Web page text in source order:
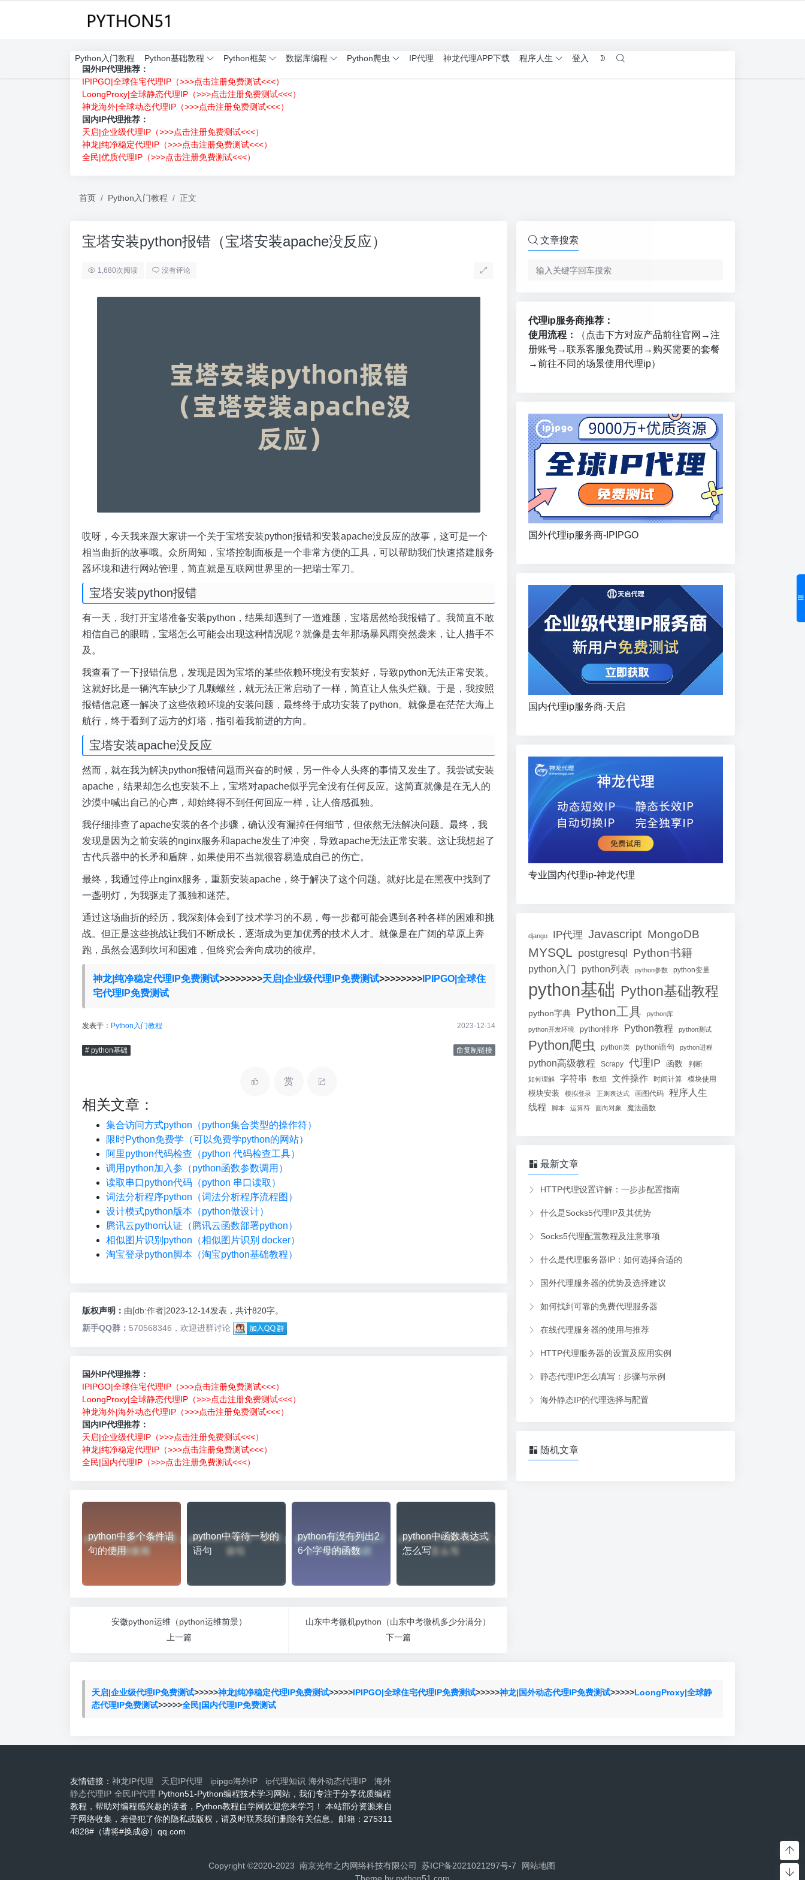
Python入门教程 Python基础教程 Python框架 数据库编程 Python爬虫 IP代理 神龙代理APP下载 程序人生
登入
国外IP代理推荐：
IPIPGO|全球住宅代理IP（>>>点击注册免费测试<<<）
LoongProxy|全球静态代理IP（>>>点击注册免费测试<<<）
神龙海外|全球动态代理IP（>>>点击注册免费测试<<<）
国内IP代理推荐：
天启|企业级代理IP（>>>点击注册免费测试<<<）
神龙|纯净稳定代理IP（>>>点击注册免费测试<<<）
全民|优质代理IP（>>>点击注册免费测试<<<）
首页 Python入门教程 正文
宝塔安装python报错（宝塔安装apache没反应）
1,680次阅读 没有评论
哎呀，今天我来跟大家讲一个关于宝塔安装python报错和安装apache没反应的故事，这可是一个
相当曲折的故事哦。众所周知，宝塔控制面板是一个非常方便的工具，可以帮助我们快速搭建服务
器环境和进行网站管理，简直就是互联网世界里的一把瑞士军刀。
宝塔安装python报错
有一天，我打开宝塔准备安装python，结果却遇到了一道难题，宝塔居然给我报错了。我简直不敢
相信自己的眼睛，宝塔怎么可能会出现这种情况呢？就像是去年那场暴风雨突然袭来，让人措手不
及。
我查看了一下报错信息，发现是因为宝塔的某些依赖环境没有安装好，导致python无法正常安装。
这就好比是一辆汽车缺少了几颗螺丝，就无法正常启动了一样，简直让人焦头烂额。于是，我按照
报错信息逐一解决了这些依赖环境的安装问题，最终终于成功安装了python。就像是在茫茫大海上
航行，终于看到了远方的灯塔，指引着我前进的方向。
宝塔安装apache没反应
然而，就在我为解决python报错问题而兴奋的时候，另一件令人头疼的事情又发生了。我尝试安装
apache，结果却怎么也安装不上，宝塔对apache似乎完全没有任何反应。这简直就像是在无人的
沙漠中喊出自己的心声，却始终得不到任何回应一样，让人倍感孤独。
我仔细排查了apache安装的各个步骤，确认没有漏掉任何细节，但依然无法解决问题。最终，我
发现是因为之前安装的nginx服务和apache发生了冲突，导致apache无法正常安装。这让我想起了
古代兵器中的长矛和盾牌，如果使用不当就很容易造成自己的伤亡。
最终，我通过停止nginx服务，重新安装apache，终于解决了这个问题。就好比是在黑夜中找到了
一盏明灯，为我驱走了孤独和迷茫。
通过这场曲折的经历，我深刻体会到了技术学习的不易，每一步都可能会遇到各种各样的困难和挑
战。但正是这些挑战让我们不断成长，逐渐成为更加优秀的技术人才。就像是在广阔的草原上奔
跑，虽然会遇到坎坷和困难，但终究会奔向成功的彼岸。
神龙|纯净稳定代理IP免费测试>>>>>>>>天启|企业级代理IP免费测试>>>>>>>>IPIPGO|全球住
宅代理IP免费测试
发表于： Python入门教程 2023-12-14
# python基础 复制链接
赏
相关文章：
集合访问方式python（python集合类型的操作符）
限时Python免费学（可以免费学python的网站）
阿里python代码检查（python 代码检查工具）
调用python加入参（python函数参数调用）
读取串口python代码（python 串口读取）
词法分析程序python（词法分析程序流程图）
设计模式python版本（python做设计）
腾讯云python认证（腾讯云函数部署python）
相似图片识别python（相似图片识别 docker）
淘宝登录python脚本（淘宝python基础教程）
版权声明： 由[db:作者]2023-12-14发表，共计820字。
新手QQ群： 570568346，欢迎进群讨论
国外IP代理推荐：
IPIPGO|全球住宅代理IP（>>>点击注册免费测试<<<）
LoongProxy|全球静态代理IP（>>>点击注册免费测试<<<）
神龙海外|海外动态代理IP（>>>点击注册免费测试<<<）
国内IP代理推荐：
天启|企业级代理IP（>>>点击注册免费测试<<<）
神龙|纯净稳定代理IP（>>>点击注册免费测试<<<）
全民|国内代理IP（>>>点击注册免费测试<<<）
python中多个条件语
句的使用
python中等待一秒的
语句
python有没有列出2
6个字母的函数
python中函数表达式
怎么写
安徽python运维（python运维前景）
上一篇
山东中考微机python（山东中考微机多少分满分）
下一篇
文章搜索
代理ip服务商推荐：
使用流程：
（点击下方对应产品前往官网→注
册账号→联系客服免费试用→购买需要的套餐
→前往不同的场景使用代理ip）
国外代理ip服务商-IPIPGO
国内代理ip服务商-天启
专业国内代理ip-神龙代理
django IP代理 Javascript MongoDB
MYSQL postgresql Python书籍
python入门 python列表 python参数 python变量
python基础 Python基础教程
python字典 Python工具 python库
python开发环境 python排序 Python教程 python测试
Python爬虫 python类 python语句 python进程
python高级教程 Scrapy 代理IP 函数 判断
如何理解 字符串 数组 文件操作 时间计算 模块使用
模块安装 模拟登录 正则表达式 画图代码 程序人生
线程 脚本 运算符 面向对象 魔法函数
最新文章
HTTP代理设置详解：一步步配置指南
什么是Socks5代理IP及其优势
Socks5代理配置教程及注意事项
什么是代理服务器IP：如何选择合适的
国外代理服务器的优势及选择建议
如何找到可靠的免费代理服务器
在线代理服务器的使用与推荐
HTTP代理服务器的设置及应用实例
静态代理IP怎么填写：步骤与示例
海外静态IP的代理选择与配置
随机文章
天启|企业级代理IP免费测试>>>>>神龙|纯净稳定代理IP免费测试>>>>>IPIPGO|全球住宅代理IP免费测试>>>>>神龙|国外动态代理IP免费测试>>>>>LoongProxy|全球静
态代理IP免费测试>>>>>全民|国内代理IP免费测试
友情链接： 神龙IP代理 天启IP代理 ipipgo海外IP ip代理知识 海外动态代理IP
海外
静态代理IP 全民IP代理 Python51-Python编程技术学习网站，我们专注于分享优质编程
教程，帮助对编程感兴趣的读者，Python教程自学网欢迎您来学习！ 本站部分资源来自
于网络收集，若侵犯了你的隐私或版权，请及时联系我们删除有关信息。邮箱：275311
4828#（请将#换成@）qq.com
Copyright ©2020-2023 南京光年之内网络科技有限公司 苏ICP备2021021297号-7
网站地图